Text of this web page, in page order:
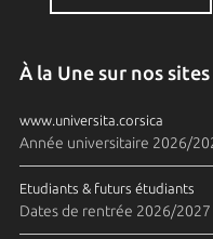
À la Une sur nos
www.universita.corsica
Année universitaire 2026/
Etudiants & futurs étudiants
Dates de rentrée 2026/2027